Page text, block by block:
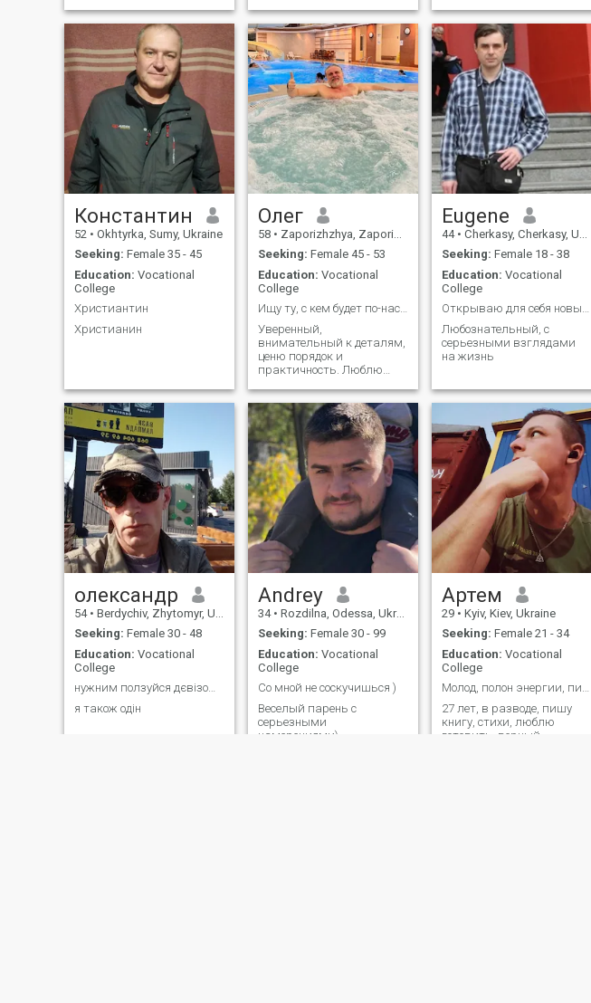
Константин
52 • Okhtyrka, Sumy, Ukraine
Seeking: Female 35 - 45
Education: Vocational
College
Христиантин
Христианин
Олег
58 • Zaporizhzhya, Zaporizhzhya, Ukraine
Seeking: Female 45 - 53
Education: Vocational
College
Ищу ту, с кем будет по-настоящему — тепло, легко .
Уверенный,
внимательный к деталям,
ценю порядок и
практичность. Люблю
бытовые задачи и
находить решения там,
где другие сомневаются.
Ценю честность,
стабильность и
внутреннюю дисциплину.
Eugene
44 • Cherkasy, Cherkasy, Ukraine
Seeking: Female 18 - 38
Education: Vocational
College
Открываю для себя новый мир
Любознательный, с
серьезными взглядами
на жизнь
олександр
54 • Berdychiv, Zhytomyr, Ukraine
Seeking: Female 30 - 48
Education: Vocational
College
нужним ползуйся дєвізом будь готов к любим сюрпріз
я також одін
Andrey
34 • Rozdilna, Odessa, Ukraine
Seeking: Female 30 - 99
Education: Vocational
College
Со мной не соскучишься )
Веселый парень с
серьезными
намерениями)
Артем
29 • Kyiv, Kiev, Ukraine
Seeking: Female 21 - 34
Education: Vocational
College
Молод, полон энергии, пишу книгу, люблю девушек, с
27 лет, в разводе, пишу
книгу, стихи, люблю
готовить, верный,